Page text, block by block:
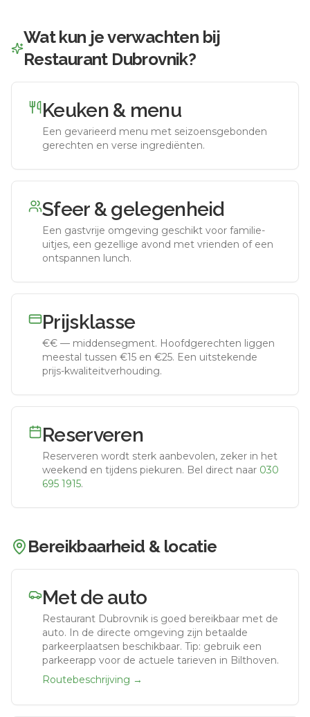
Wat kun je verwachten bij
Restaurant Dubrovnik?
Keuken & menu
Een gevarieerd menu met seizoensgebonden
gerechten en verse ingrediënten.
Sfeer & gelegenheid
Een gastvrije omgeving geschikt voor familie-
uitjes, een gezellige avond met vrienden of een
ontspannen lunch.
Prijsklasse
€€ — middensegment. Hoofdgerechten liggen
meestal tussen €15 en €25. Een uitstekende
prijs-kwaliteitverhouding.
Reserveren
Reserveren wordt sterk aanbevolen, zeker in het
weekend en tijdens piekuren. Bel direct naar 030
695 1915.
Bereikbaarheid & locatie
Met de auto
Restaurant Dubrovnik is goed bereikbaar met de
auto. In de directe omgeving zijn betaalde
parkeerplaatsen beschikbaar. Tip: gebruik een
parkeerapp voor de actuele tarieven in Bilthoven.
Routebeschrijving →